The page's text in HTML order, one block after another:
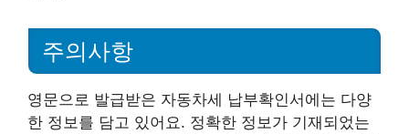
주의사항
영문으로 발급받은 자동차세 납부확인서에는 다양
한 정보를 담고 있어요. 정확한 정보가 기재되었는